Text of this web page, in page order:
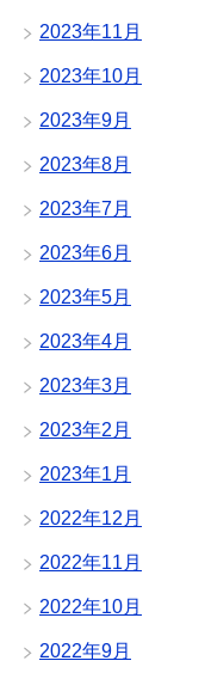
2023年11月
2023年10月
2023年9月
2023年8月
2023年7月
2023年6月
2023年5月
2023年4月
2023年3月
2023年2月
2023年1月
2022年12月
2022年11月
2022年10月
2022年9月